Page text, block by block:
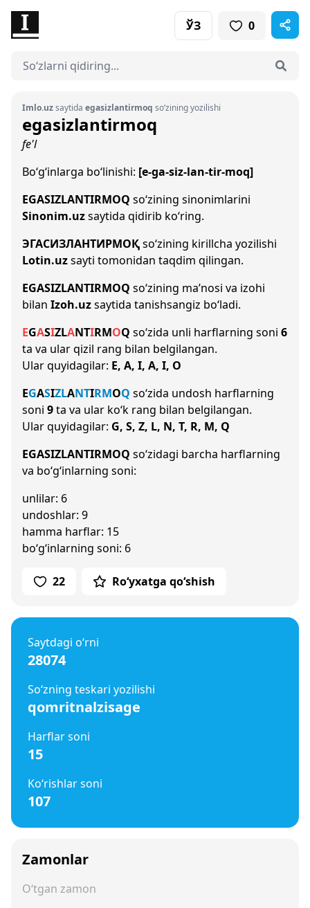
ЎЗ 0
Imlo.uzsaytida egasizlantirmoq so‘zining yozilishi
egasizlantirmoq
fe'l
Bo‘g‘inlarga bo‘linishi: [e-ga-siz-lan-tir-moq]
EGASIZLANTIRMOQ so‘zining sinonimlarini
Sinonim.uzsaytida qidirib ko‘ring.
ЭГАСИЗЛАНТИРМОҚso‘zining kirillcha yozilishi
Lotin.uzsayti tomonidan taqdim qilingan.
EGASIZLANTIRMOQ so‘zining ma’nosi va izohi
bilan Izoh.uzsaytida tanishsangiz bo‘ladi.
EGASIZLANTIRMOQ so‘zida unli harflarning soni 6
ta va ular qizil rang bilan belgilangan.
Ular quyidagilar: E, A, I, A, I, O
EGASIZLANTIRMOQ so‘zida undosh harflarning
soni 9ta va ular ko‘k rang bilan belgilangan.
Ular quyidagilar: G, S, Z, L, N, T, R, M, Q
EGASIZLANTIRMOQ so‘zidagi barcha harflarning
va bo‘g‘inlarning soni:
unlilar: 6
undoshlar: 9
hamma harflar: 15
bo‘g‘inlarning soni: 6
22 Ro‘yxatga qo‘shish
Saytdagi o‘rni
28074
So‘zning teskari yozilishi
qomritnalzisage
Harflar soni
15
Ko‘rishlar soni
107
Zamonlar
O‘tgan zamon